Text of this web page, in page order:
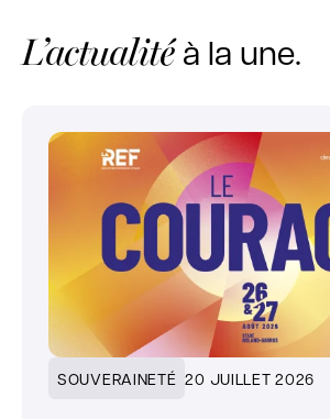
L’actualitéà la une.
SOUVERAINETÉ 20 JUILLET 2026